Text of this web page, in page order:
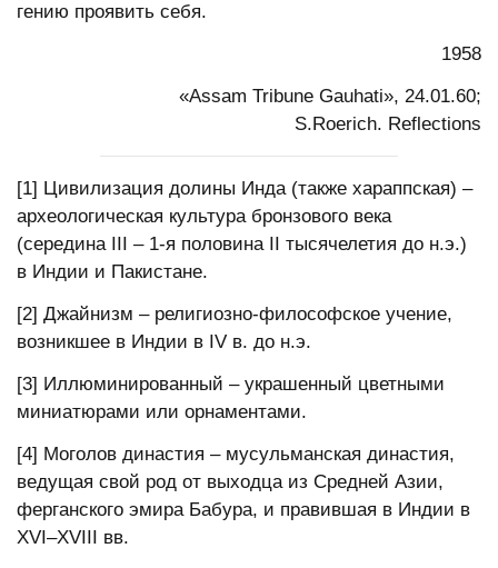
гению проявить себя.
1958
«Assam Tribune Gauhati», 24.01.60;
S.Roerich. Reflections
[1] Цивилизация долины Инда (также хараппская) –
археологическая культура бронзового века
(середина III – 1-я половина II тысячелетия до н.э.)
в Индии и Пакистане.
[2] Джайнизм – религиозно-философское учение,
возникшее в Индии в IV в. до н.э.
[3] Иллюминированный – украшенный цветными
миниатюрами или орнаментами.
[4] Моголов династия – мусульманская династия,
ведущая свой род от выходца из Средней Азии,
ферганского эмира Бабура, и правившая в Индии в
XVI–XVIII вв.